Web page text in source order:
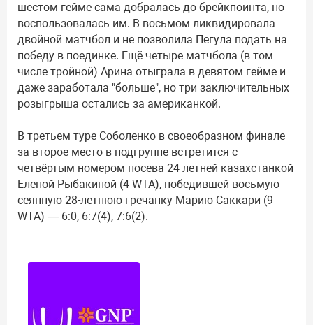
шестом гейме сама добралась до брейкпоинта, но
воспользовалась им. В восьмом ликвидировала
двойной матчбол и не позволила Пегула подать на
победу в поединке. Ещё четыре матчбола (в том
числе тройной) Арина отыграла в девятом гейме и
даже заработала "больше", но три заключительных
розыгрыша остались за американкой.
В третьем туре Соболенко в своеобразном финале
за второе место в подгруппе встретится с
четвёртым номером посева 24-летней казахстанкой
Еленой Рыбакиной (4 WTA), победившей восьмую
сеянную 28-летнюю гречанку Марию Саккари (9
WTA) — 6:0, 6:7(4), 7:6(2).